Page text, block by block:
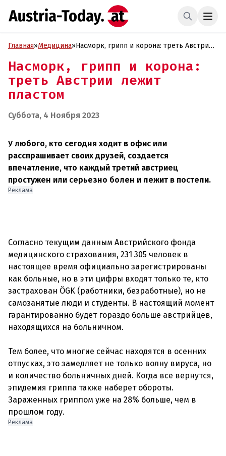
Главная»Медицина»Насморк, грипп и корона: треть Австрии
Насморк, грипп и корона:
треть Австрии лежит
пластом
Суббота, 4 Ноября 2023
У любого, кто сегодня ходит в офис или
расспрашивает своих друзей, создается
впечатление, что каждый третий австриец
простужен или серьезно болен и лежит в постели.
Реклама
Согласно текущим данным Австрийского фонда
медицинского страхования, 231 305 человек в
настоящее время официально зарегистрированы
как больные, но в эти цифры входят только те, кто
застрахован ÖGK (работники, безработные), но не
самозанятые люди и студенты. В настоящий момент
гарантированно будет гораздо больше австрийцев,
находящихся на больничном.
Тем более, что многие сейчас находятся в осенних
отпусках, это замедляет не только волну вируса, но
и количество больничных дней. Когда все вернутся,
эпидемия гриппа также наберет обороты.
Зараженных гриппом уже на 28% больше, чем в
Реклама